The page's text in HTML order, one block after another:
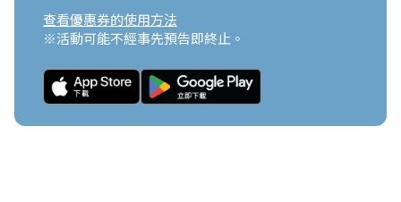
查看優惠券的使用方法
※活動可能不經事先預告即終止。